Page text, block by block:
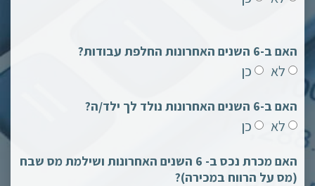
האם ב-6 השנים האחרונות החלפת עבודות?
לא כן
האם ב-6 השנים האחרונות נולד לך ילד/ה?
לא כן
האם מכרת נכס ב- 6 השנים האחרונות ושילמת מס שבח
(מס על הרווח במכירה)?